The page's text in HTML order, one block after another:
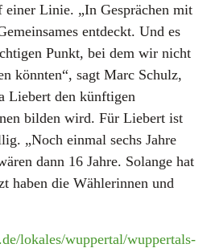
einer Linie. „In Gesprächen mit
entdeckt. Und es
Punkt, bei dem wir nicht
könnten“, sagt Marc Schulz,
Liebert den künftigen
bilden wird. Für Liebert ist
„Noch einmal sechs Jahre
dann 16 Jahre. Solange hat
haben die Wählerinnen und
lokales/wuppertal/wuppertals-